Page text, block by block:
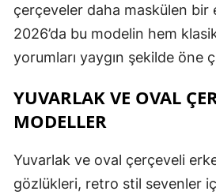
çerçeveler daha maskülen bir
2026’da bu modelin hem
yorumları yaygın şekilde öne
YUVARLAK VE OVAL
MODELLER
Yuvarlak ve oval çerçeveli
gözlükleri, retro stil sevenler